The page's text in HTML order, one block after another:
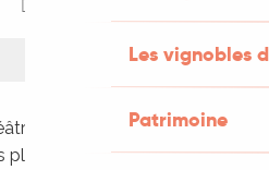
Les vignobles
Patrimoine
habite Figeac. Il en
places, les regards. Nous